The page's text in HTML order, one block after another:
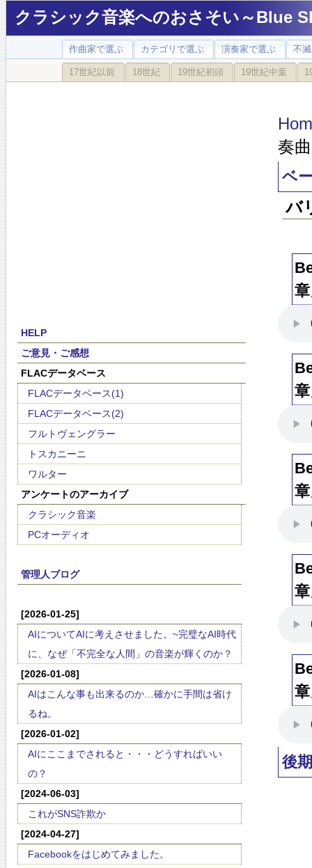
クラシック音楽へのおさそい～Blue
作曲家で選ぶ カテゴリで選ぶ 演奏家で選ぶ 不
17世紀以前 18世紀 19世紀初頭 19世紀中葉
HELP
ご意見・ご感想
FLACデータベース
FLACデータベース(1)
FLACデータベース(2)
フルトヴェングラー
トスカニーニ
ワルター
アンケートのアーカイブ
クラシック音楽
PCオーディオ
管理人ブログ
[2026-01-25]
AIについてAIに考えさせました。~完璧なAI時代
に、なぜ「不完全な人間」の音楽が輝くのか？
[2026-01-08]
AIはこんな事も出来るのか…確かに手間は省け
るね。
[2026-01-02]
AIにここまでされると・・・どうすればいい
の？
[2024-06-03]
これがSNS詐欺か
[2024-04-27]
Facebookをはじめてみました。
奏
ベ
バ
後